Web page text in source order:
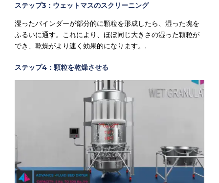
ステップ3：ウェットマスのスクリーニング
湿ったバインダーが部分的に顆粒を形成したら、湿った塊を
ふるいに通す。これにより、ほぼ同じ大きさの湿った顆粒が
でき、乾燥がより速く効果的になります。.
ステップ4：顆粒を乾燥させる